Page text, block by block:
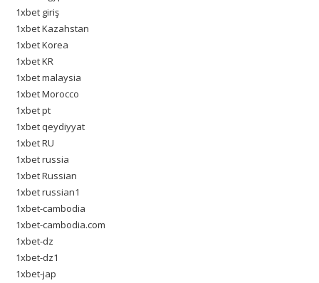
1xbet giriş
1xbet Kazahstan
1xbet Korea
1xbet KR
1xbet malaysia
1xbet Morocco
1xbet pt
1xbet qeydiyyat
1xbet RU
1xbet russia
1xbet Russian
1xbet russian1
1xbet-cambodia
1xbet-cambodia.com
1xbet-dz
1xbet-dz1
1xbet-jap